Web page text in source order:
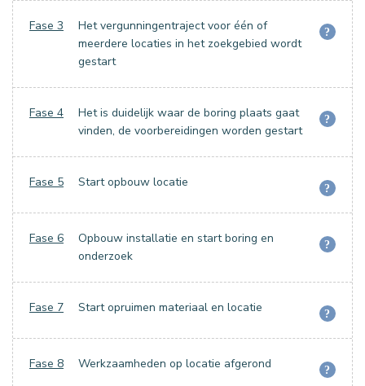
Fase 3
Het vergunningentraject voor één of
meerdere locaties in het zoekgebied wordt
gestart
?
Fase 4
Het is duidelijk waar de boring plaats gaat
vinden, de voorbereidingen worden gestart
?
Fase 5 Start opbouw locatie ?
Fase 6
Opbouw installatie en start boring en
onderzoek
?
Fase 7 Start opruimen materiaal en locatie ?
Fase 8 Werkzaamheden op locatie afgerond ?